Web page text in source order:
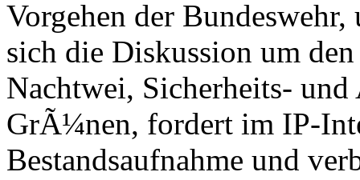
Vorgehen der
sich die Diskussion um
Nachtwei, Sicherheits-
GrÃ¼nen, fordert im IP-
Bestandsaufnahme und